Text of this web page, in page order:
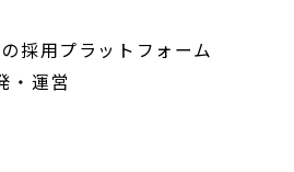
採用プラットフォーム
・運営